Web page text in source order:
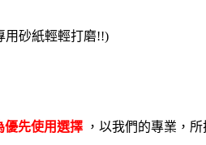
用砂紙輕輕打磨!!)
優先使用選擇 ，以我們的專業，